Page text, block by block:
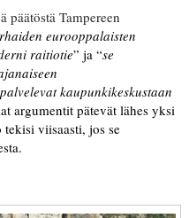
päätöstä Tampereen
eurooppalaisten
raitiotie” ja “se
kaupunkikeskustaan
argumentit pätevät lähes yksi
tekisi viisaasti, jos se